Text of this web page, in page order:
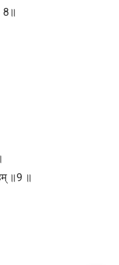
8॥
॥9 ॥